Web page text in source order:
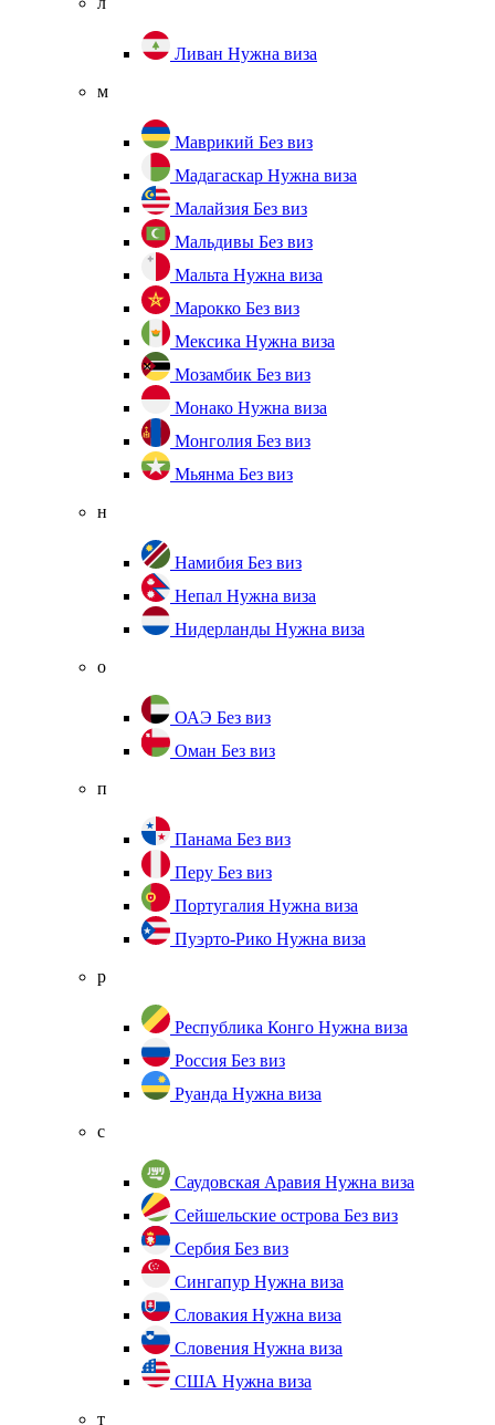
Ливан Нужна виза
м
Маврикий Без виз
Мадагаскар Нужна виза
Малайзия Без виз
Мальдивы Без виз
Мальта Нужна виза
Марокко Без виз
Мексика Нужна виза
Мозамбик Без виз
Монако Нужна виза
Монголия Без виз
Мьянма Без виз
н
Намибия Без виз
Непал Нужна виза
Нидерланды Нужна виза
о
ОАЭ Без виз
Оман Без виз
п
Панама Без виз
Перу Без виз
Португалия Нужна виза
Пуэрто-Рико Нужна виза
р
Республика Конго Нужна виза
Россия Без виз
Руанда Нужна виза
с
Саудовская Аравия Нужна виза
Сейшельские острова Без виз
Сербия Без виз
Сингапур Нужна виза
Словакия Нужна виза
Словения Нужна виза
США Нужна виза
т